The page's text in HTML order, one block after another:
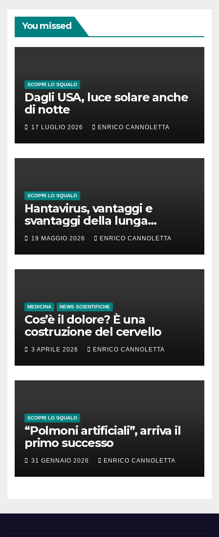
You missed
SCOPRI LO SQUALO
Dagli USA, luce solare anche
di notte
17 LUGLIO 2026 ENRICO CANNOLETTA
SCOPRI LO SQUALO
Hantavirus, vantaggi e
svantaggi della lunga
incubazione
19 MAGGIO 2026 ENRICO CANNOLETTA
MEDICINA NEWS SCIENTIFICHE
Cos’è il dolore? È una
costruzione del cervello
3 APRILE 2026 ENRICO CANNOLETTA
SCOPRI LO SQUALO
“Polmoni artificiali”, arriva il
primo successo
31 GENNAIO 2026 ENRICO CANNOLETTA